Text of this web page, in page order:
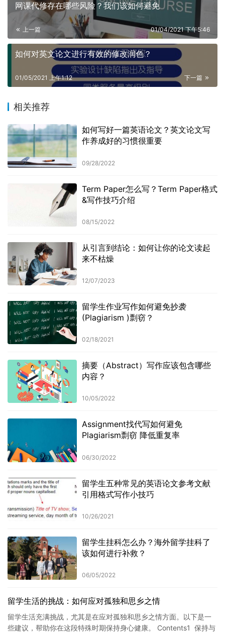
网课代修存在哪些风险？我们该如何避免
上一篇 01/04/2021 下午5:46
如何对英文论文进行有效的修改润色？
下一篇
01/05/2021 上午1:12
相关推荐
如何写好一篇英语论文？英文论文写
作养成好的习惯很重要
09/28/2022
Term Paper怎么写？Term Paper格式
&写作技巧介绍
08/15/2022
从引言到结论：如何让你的论文读起
来不枯燥
12/07/2023
留学生作业写作如何避免抄袭
(Plagiarism )剽窃？
02/18/2021
摘要（Abstract）写作应该包含哪些
内容？
10/05/2022
Assignment找代写如何避免
Plagiarism剽窃 降低重复率
06/30/2022
留学生五种常见的英语论文参考文献
引用格式写作小技巧
10/26/2021
留学生挂科怎么办？海外留学挂科了
该如何进行补救？
06/05/2022
留学生活的挑战：如何应对孤独和思乡之情
留学生活充满挑战，尤其是在应对孤独和思乡之情方面。以下是一
些建议，帮助你在这段特殊时期保持身心健康。 Contents1 保持与